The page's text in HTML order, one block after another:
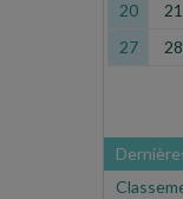
20
21
27
28